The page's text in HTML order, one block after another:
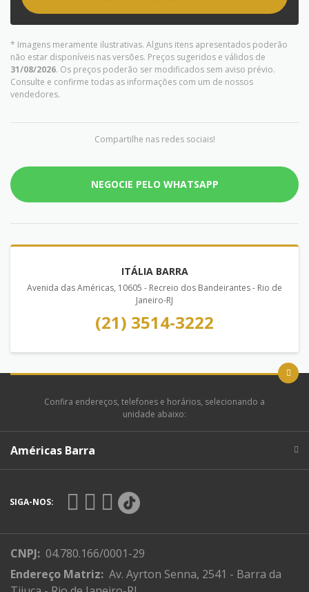
* Imagens meramente ilustrativas. Alguns itens apresentados poderão
não estar disponíveis nas versões. Preços sugeridos e válidos de
31/08/2026. Os preços poderão ser modificados sem aviso prévio.
Consulte e confirme todas as informações com um de nossos
vendedores.
Compartilhe nas redes sociais!
NEGOCIE PELO WHATSAPP
ITÁLIA BARRA
Avenida das Américas, 10605 - Recreio dos Bandeirantes - Rio de
Janeiro-RJ
(21) 3514-3222
Confira endereços, telefones e horários, selecionando a
unidade abaixo:
Américas Barra
SIGA-NOS:
CNPJ: 04.780.166/0001-29
Endereço Matriz: Av. Ayrton Senna, 2541 - Barra da